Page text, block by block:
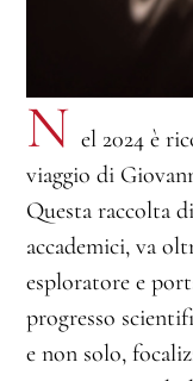
N el 2024 è
viaggio di
Questa raccolta
accademici, va
esploratore e
progresso
e non solo,